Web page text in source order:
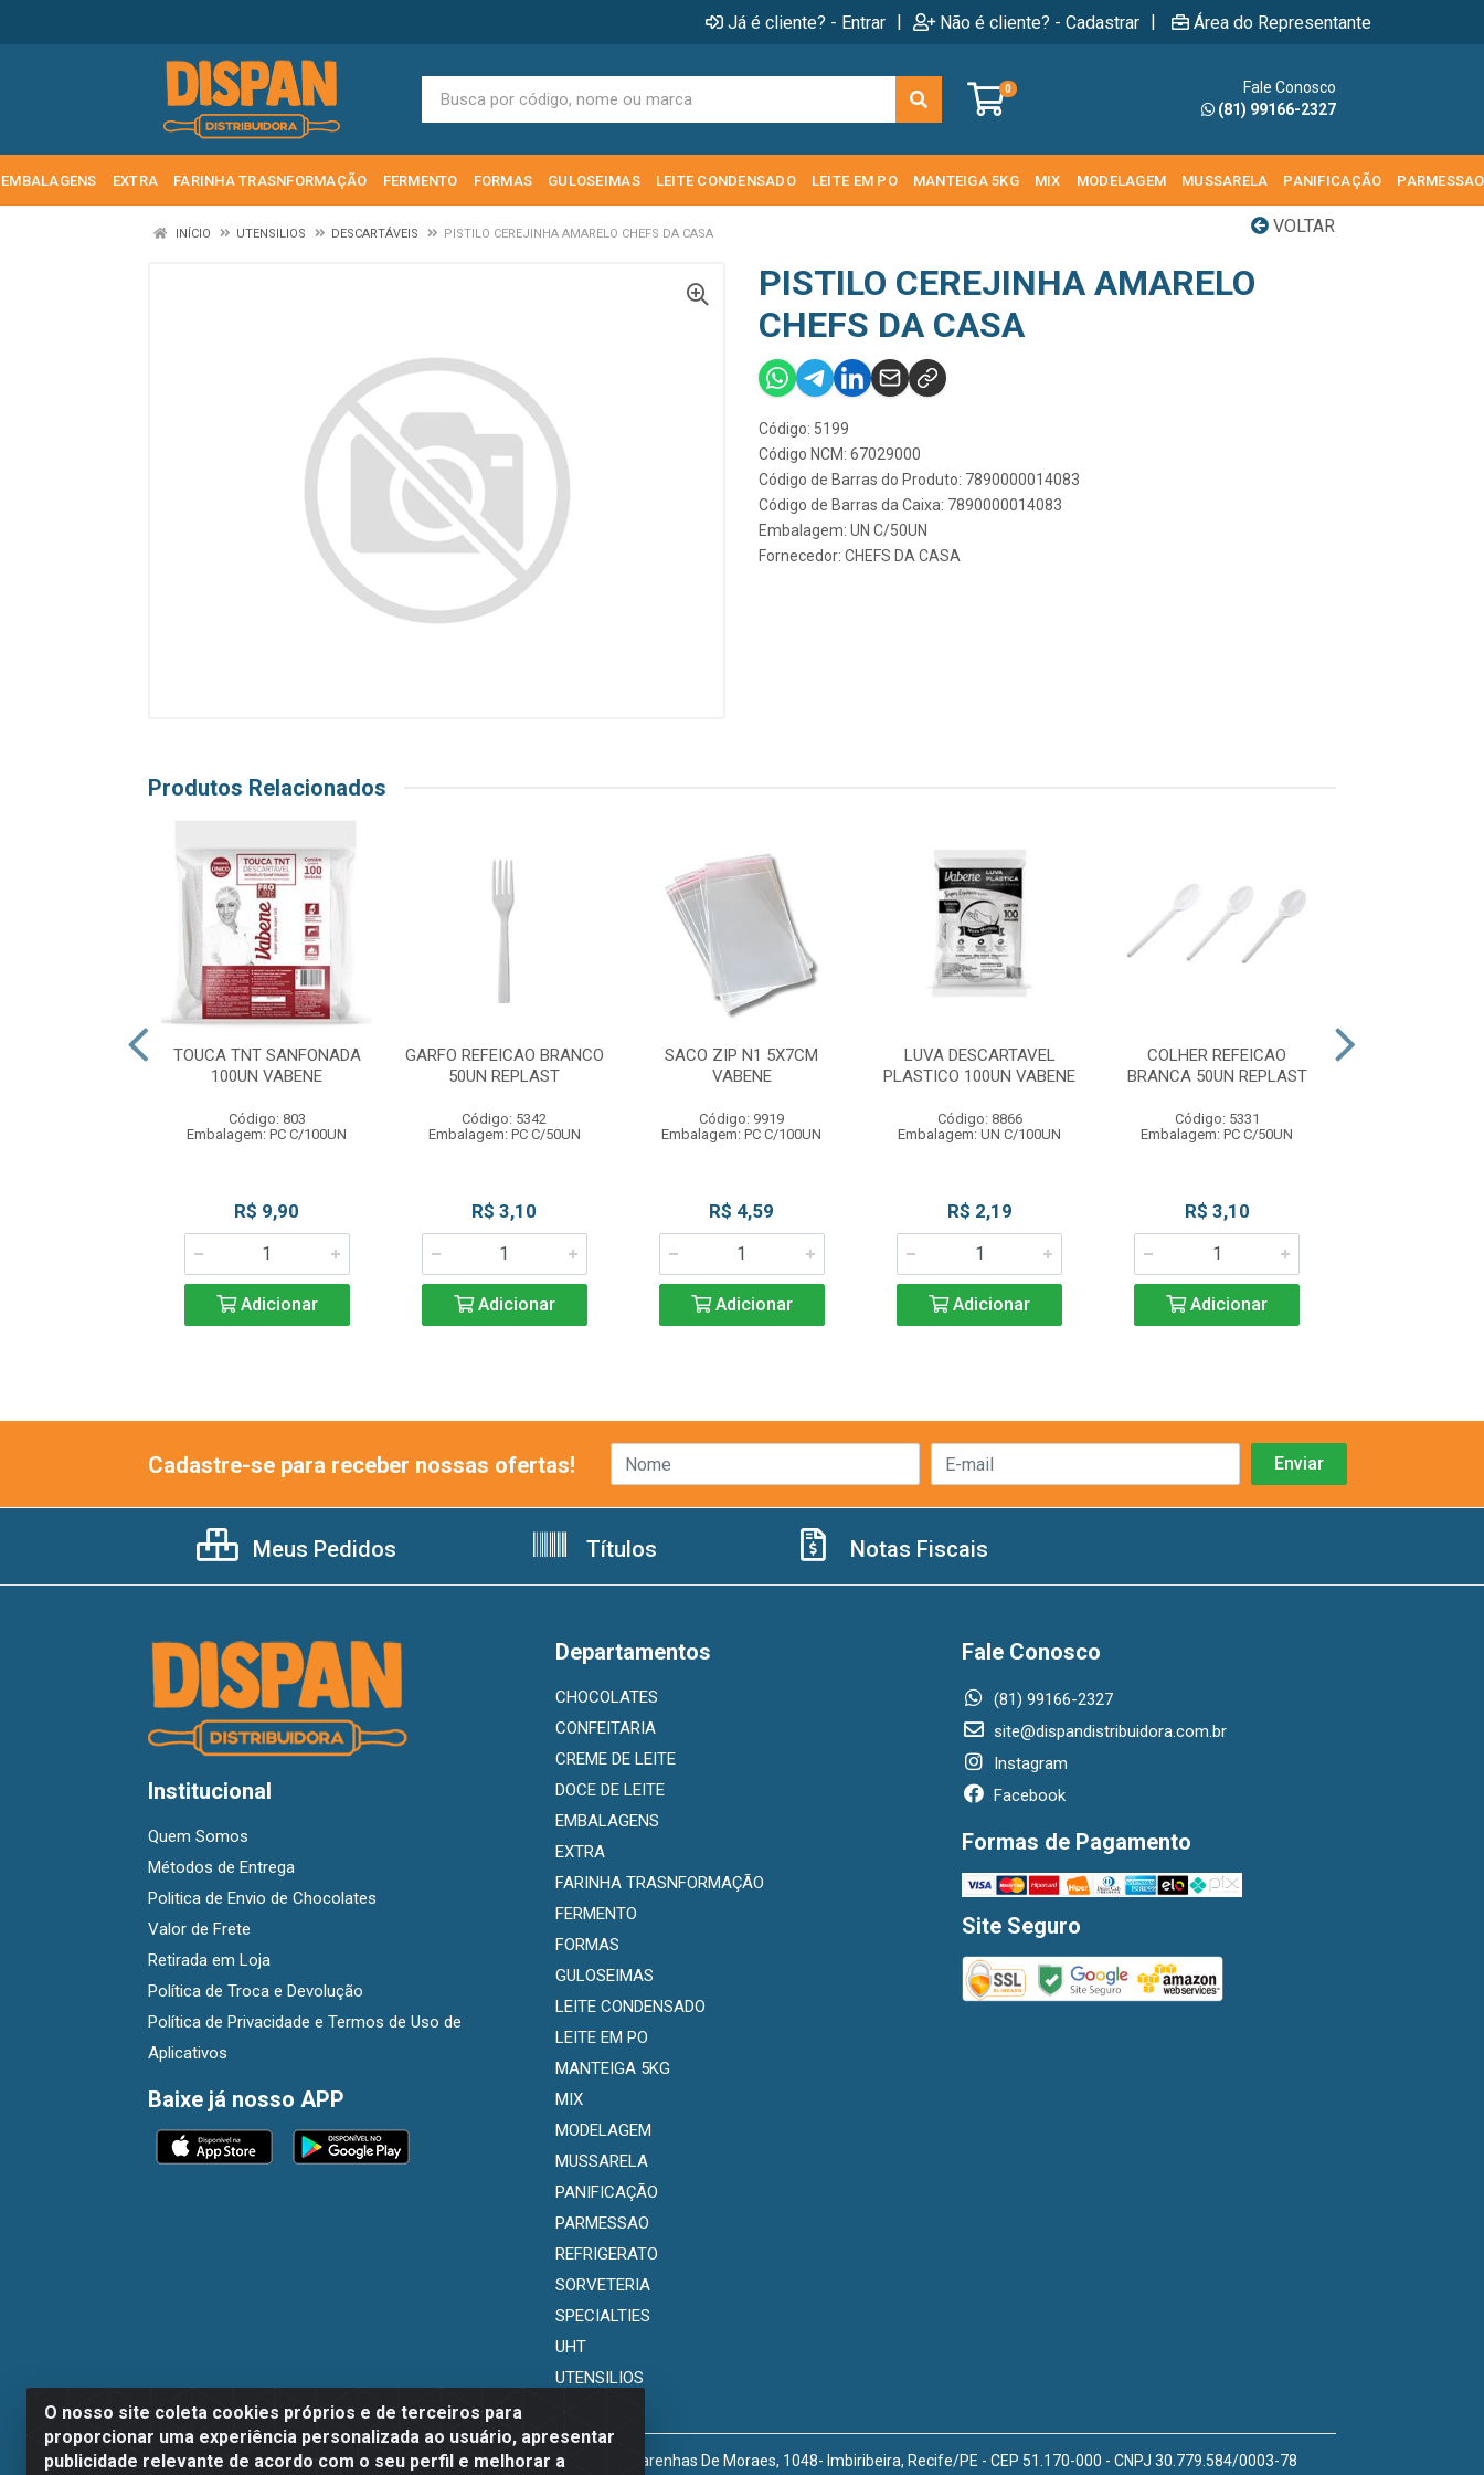
Já é cliente? - Entrar | Não é cliente? - Cadastrar | Área do Representante
0
Fale Conosco
(81) 99166-2327
EMBALAGENS EXTRA FARINHA TRASNFORMAÇÃO FERMENTO FORMAS GULOSEIMAS LEITE CONDENSADO LEITE EM PO MANTEIGA 5KG MIX MODELAGEM MUSSARELA PANIFICAÇÃO PARMESSAO
VOLTAR
INÍCIO UTENSILIOS DESCARTÁVEIS PISTILO CEREJINHA AMARELO CHEFS DA CASA
PISTILO CEREJINHA AMARELO
CHEFS DA CASA
Código: 5199
Código NCM: 67029000
Código de Barras do Produto: 7890000014083
Código de Barras da Caixa: 7890000014083
Embalagem: UN C/50UN
Fornecedor: CHEFS DA CASA
Produtos Relacionados
TOUCA TNT SANFONADA
100UN VABENE
Código: 803
Embalagem: PC C/100UN
R$ 9,90
Adicionar
GARFO REFEICAO BRANCO
50UN REPLAST
Código: 5342
Embalagem: PC C/50UN
R$ 3,10
Adicionar
SACO ZIP N1 5X7CM
VABENE
Código: 9919
Embalagem: PC C/100UN
R$ 4,59
Adicionar
LUVA DESCARTAVEL
PLASTICO 100UN VABENE
Código: 8866
Embalagem: UN C/100UN
R$ 2,19
Adicionar
COLHER REFEICAO
BRANCA 50UN REPLAST
Código: 5331
Embalagem: PC C/50UN
R$ 3,10
Adicionar
O nosso site coleta cookies próprios e de terceiros para
proporcionar uma experiência personalizada ao usuário, apresentar
publicidade relevante de acordo com o seu perfil e melhorar a
Cadastre-se para receber nossas ofertas!
Meus Pedidos Títulos Notas Fiscais
Institucional
Quem Somos
Métodos de Entrega
Politica de Envio de Chocolates
Valor de Frete
Retirada em Loja
Política de Troca e Devolução
Política de Privacidade e Termos de Uso de
Aplicativos
Baixe já nosso APP
Departamentos
CHOCOLATES
CONFEITARIA
CREME DE LEITE
DOCE DE LEITE
EMBALAGENS
EXTRA
FARINHA TRASNFORMAÇÃO
FERMENTO
FORMAS
GULOSEIMAS
LEITE CONDENSADO
LEITE EM PO
MANTEIGA 5KG
MIX
MODELAGEM
MUSSARELA
PANIFICAÇÃO
PARMESSAO
REFRIGERATO
SORVETERIA
SPECIALTIES
UHT
UTENSILIOS
Fale Conosco
(81) 99166-2327
site@dispandistribuidora.com.br
Instagram
Facebook
Formas de Pagamento
Site Seguro
Dispan Distribuidora de Alimentos LTDA - Avenida Marechal Mascarenhas De Moraes, 1048- Imbiribeira, Recife/PE - CEP 51.170-000 - CNPJ 30.779.584/0003-78